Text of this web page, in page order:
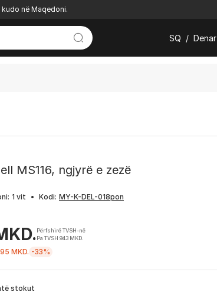
në Maqedoni.
SQ / Denar
MS116, ngjyrë e zezë
1 vit • Kodi:
Përfshirë TVSH-në
Pa TVSH 943 MKD.
MKD. -33%
stokut